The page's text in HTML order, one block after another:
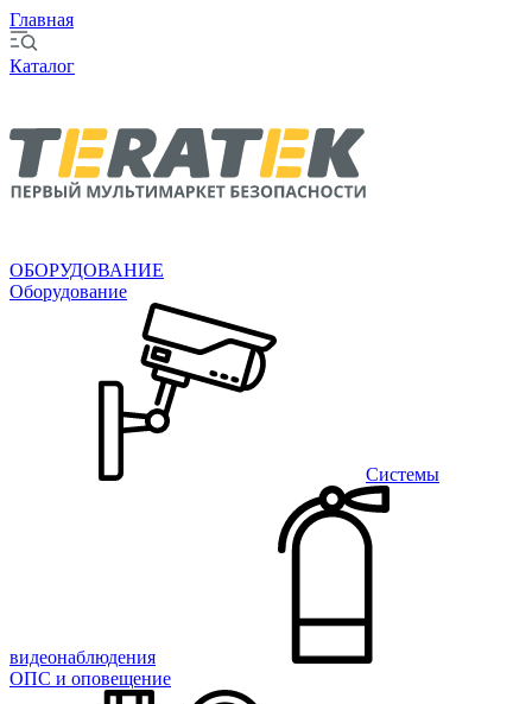
Главная
Каталог
ОБОРУДОВАНИЕ
Оборудование
Системы
видеонаблюдения
ОПС и оповещение